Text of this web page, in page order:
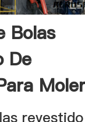
Bolas
De